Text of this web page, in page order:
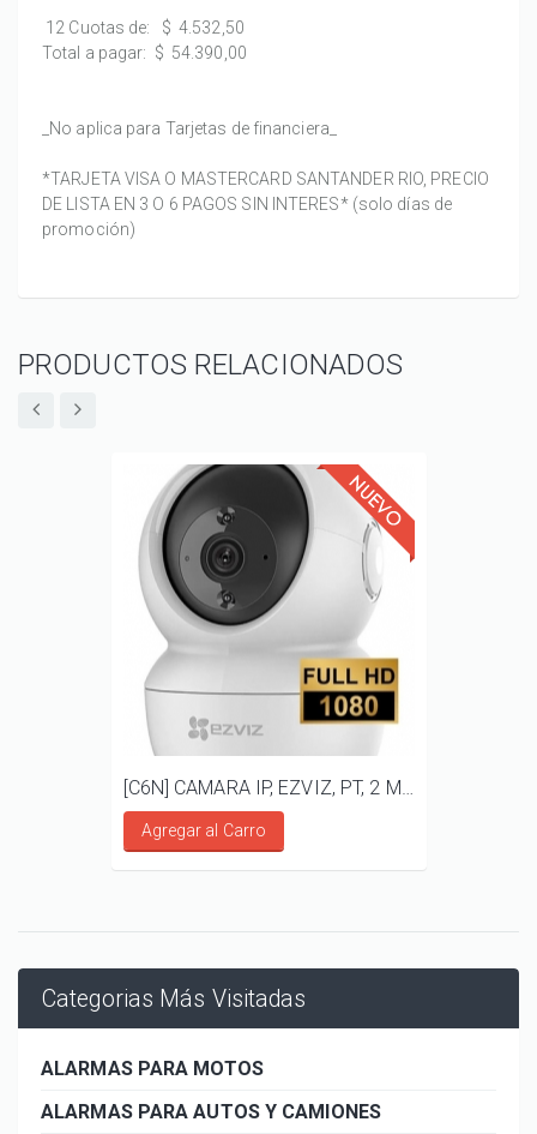
12 Cuotas de:
$ 4.532,50
Total a pagar: $ 54.390,00
_No aplica para Tarjetas de financiera_
*TARJETA VISA O MASTERCARD SANTANDER RIO, PRECIO
DE LISTA EN 3 O 6 PAGOS SIN INTERES* (solo días de
promoción)
PRODUCTOS RELACIONADOS
[C6N] CAMARA IP, EZVIZ, PT, 2 MP, AUDIO BIDIRECCIONAL
Agregar al Carro
Categorias Más Visitadas
ALARMAS PARA MOTOS
ALARMAS PARA AUTOS Y CAMIONES